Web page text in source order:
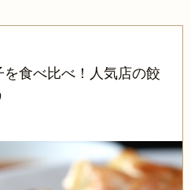
食べ比べ！人気店の餃